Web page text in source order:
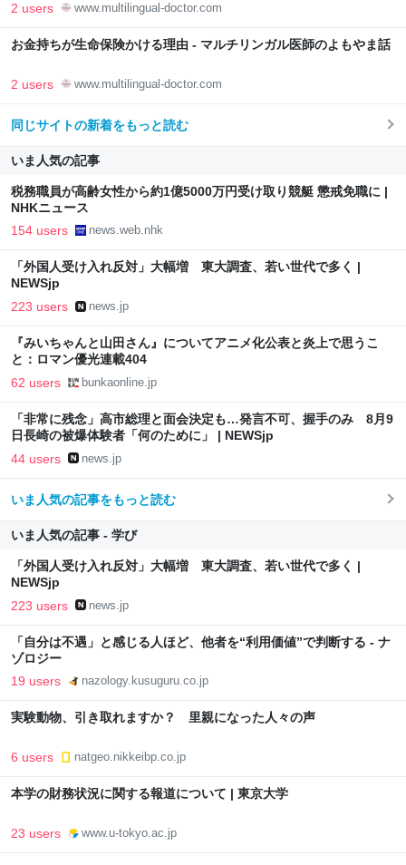
2 users www.multilingual-doctor.com
お金持ちが生命保険かける理由 - マルチリンガル医師のよもやま話
2 users www.multilingual-doctor.com
同じサイトの新着をもっと読む
いま人気の記事
税務職員が高齢女性から約1億5000万円受け取り競艇 懲戒免職に |
NHKニュース
154 users news.web.nhk
「外国人受け入れ反対」大幅増 東大調査、若い世代で多く |
NEWSjp
223 users news.jp
『みいちゃんと山田さん』についてアニメ化公表と炎上で思うこ
と：ロマン優光連載404
62 users bunkaonline.jp
「非常に残念」高市総理と面会決定も…発言不可、握手のみ 8月9
日長崎の被爆体験者「何のために」 | NEWSjp
44 users news.jp
いま人気の記事をもっと読む
いま人気の記事 - 学び
「外国人受け入れ反対」大幅増 東大調査、若い世代で多く |
NEWSjp
223 users news.jp
「自分は不遇」と感じる人ほど、他者を“利用価値”で判断する - ナ
ゾロジー
19 users nazology.kusuguru.co.jp
実験動物、引き取れますか？ 里親になった人々の声
6 users natgeo.nikkeibp.co.jp
本学の財務状況に関する報道について | 東京大学
23 users www.u-tokyo.ac.jp